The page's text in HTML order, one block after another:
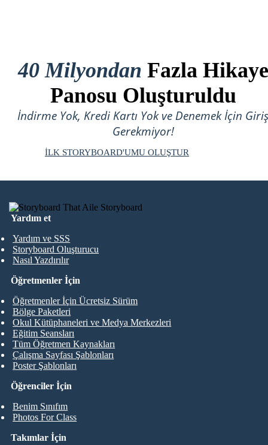
40 Milyondan Fazla Hikaye
Panosu Oluşturuldu
İndirme Yok, Kredi Kartı Yok ve Denemek İçin Giriş
Gerekmiyor!
İLK STORYBOARD'UMU OLUŞTUR
Yardım et
Yardım ve SSS
Storyboard Oluşturucu
Nasıl Yazdırılır
Öğrenciler İçin
Benim Sınıfım
Photos For Class
Öğretmenler İçin
Öğretmenler İçin Ücretsiz Sürüm
Bölge Paketleri
Okul Kütüphaneleri ve Medya Merkezleri
Eğitim Seansları
Tüm Öğretmen Kaynakları
Çalışma Sayfası Şablonları
Poster Şablonları
Takımlar İçin